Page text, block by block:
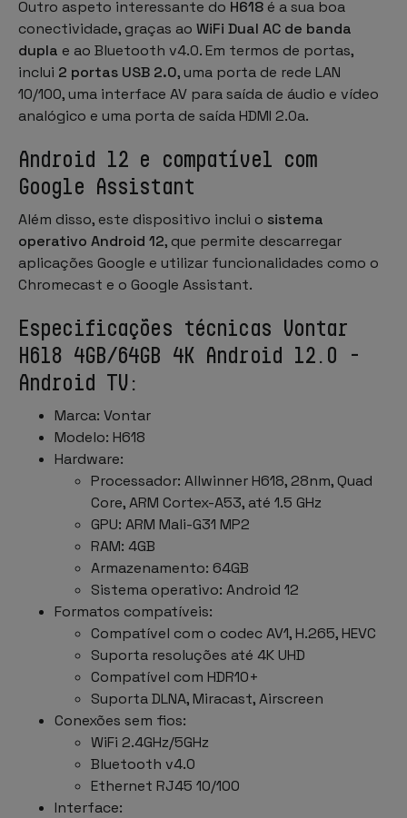
Outro aspeto interessante do H618 é a sua boa
conectividade, graças ao WiFi Dual AC de banda
dupla e ao Bluetooth v4.0. Em termos de portas,
inclui 2 portas USB 2.0, uma porta de rede LAN
10/100, uma interface AV para saída de áudio e vídeo
analógico e uma porta de saída HDMI 2.0a.
Android 12 e compatível com
Google Assistant
Além disso, este dispositivo inclui o sistema
operativo Android 12, que permite descarregar
aplicações Google e utilizar funcionalidades como o
Chromecast e o Google Assistant.
Especificações técnicas Vontar
H618 4GB/64GB 4K Android 12.0 -
Android TV:
Marca: Vontar
Modelo: H618
Hardware:
Processador: Allwinner H618, 28nm, Quad
Core, ARM Cortex-A53, até 1.5 GHz
GPU: ARM Mali-G31 MP2
RAM: 4GB
Armazenamento: 64GB
Sistema operativo: Android 12
Formatos compatíveis:
Compatível com o codec AV1, H.265, HEVC
Suporta resoluções até 4K UHD
Compatível com HDR10+
Suporta DLNA, Miracast, Airscreen
Conexões sem fios:
WiFi 2.4GHz/5GHz
Bluetooth v4.0
Ethernet RJ45 10/100
Interface: